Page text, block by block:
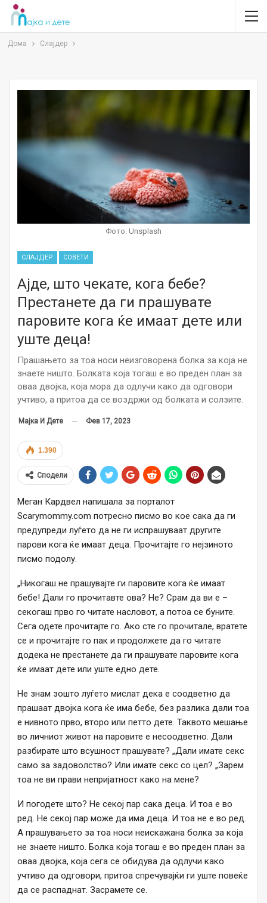
Дома Слајдер
Фото: Unsplash
СЛАЈДЕР СОВЕТИ
Ајде, што чекате, кога бебе?
Престанете да ги прашувате
паровите кога ќе имаат дете или
уште деца!
Прашањето за тоа носи неизговорена болка за која не
знаете ништо. Болката која тогаш е во преден план за
оваа двојка, која мора да одлучи како да одговори
учтиво, а притоа да се воздржи од болката и солзите.
Мајка И Дете Фев 17, 2023
1.390
Сподели
Меган Кардвел напишала за порталот
Scarymommy.com потресно писмо во кое сака да ги
предупреди луѓето да не ги испрашуваат другите
парови кога ќе имаат деца. Прочитајте го нејзиното
писмо подолу.
„Никогаш не прашувајте ги паровите кога ќе имаат
бебе! Дали го прочитавте ова? Не? Срам да ви е –
секогаш прво го читате насловот, а потоа се буните.
Сега одете прочитајте го. Ако сте го прочитале, вратете
се и прочитајте го пак и продолжете да го читате
додека не престанете да ги прашувате паровите кога
ќе имаат дете или уште едно дете.
Не знам зошто луѓето мислат дека е соодветно да
прашаат двојка кога ќе има бебе, без разлика дали тоа
е нивното прво, второ или петто дете. Таквото мешање
во личниот живот на паровите е несоодветно. Дали
разбирате што всушност прашувате? „Дали имате секс
само за задоволство? Или имате секс со цел? „Зарем
тоа не ви прави непријатност како на мене?
И погодете што? Не секој пар сака деца. И тоа е во
ред. Не секој пар може да има деца. И тоа не е во ред.
А прашувањето за тоа носи неискажана болка за која
не знаете ништо. Болка која тогаш е во преден план за
оваа двојка, која сега се обидува да одлучи како
учтиво да одговори, притоа спречувајќи ги уште повеќе
да се распаднат. Засрамете се.